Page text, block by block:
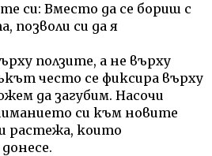
си: Вместо да се бориш с
позволи си да я
ползите, а не върху
често се фиксира върху
да загубим. Насочи
си към новите
растежа, които